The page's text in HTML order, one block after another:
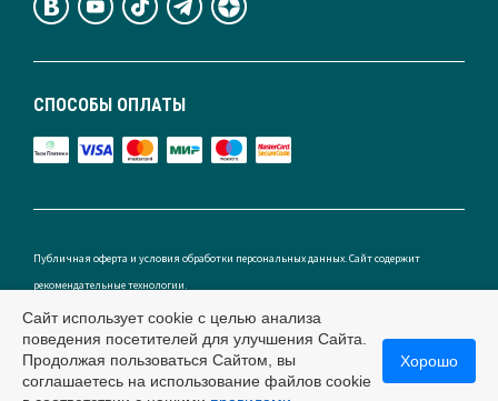
СПОСОБЫ ОПЛАТЫ
Публичная оферта и условия обработки персональных данных. Сайт содержит
рекомендательные технологии.
Россия
Сайт использует cookie с целью анализа
поведения посетителей для улучшения Сайта.
Продолжая пользоваться Сайтом, вы
соглашаетесь на использование файлов cookie
Хорошо